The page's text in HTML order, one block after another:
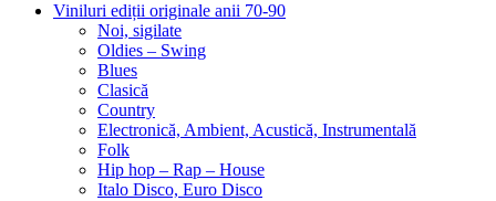
Viniluri ediții originale anii 70-90
Noi, sigilate
Oldies – Swing
Blues
Clasică
Country
Electronică, Ambient, Acustică, Instrumentală
Folk
Hip hop – Rap – House
Italo Disco, Euro Disco